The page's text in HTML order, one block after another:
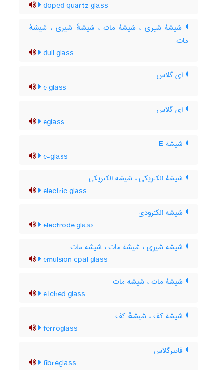
doped quartz glass
شیشۀ شیری ، شیشۀ مات ، شیشهٔ شیری ، شیشهٔ
مات
dull glass
ای گلاس
e glass
ای گلاس
eglass
شیشۀ E
e-glass
شیشۀ الکتریکی ، شیشه الکتریکی
electric glass
شیشه الکترودی
electrode glass
شیشه شیری ، شیشۀ مات ، شیشه مات
emulsion opal glass
شیشۀ مات ، شیشه مات
etched glass
شیشۀ کف ، شیشهٔ کف
ferroglass
فایبرگلاس
fibreglass